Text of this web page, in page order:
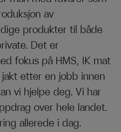
av
produkter til både
Det er
fokus på HMS, IK mat
etter en jobb innen
vi hjelpe deg. Vi har
over hele landet.
allerede i dag.